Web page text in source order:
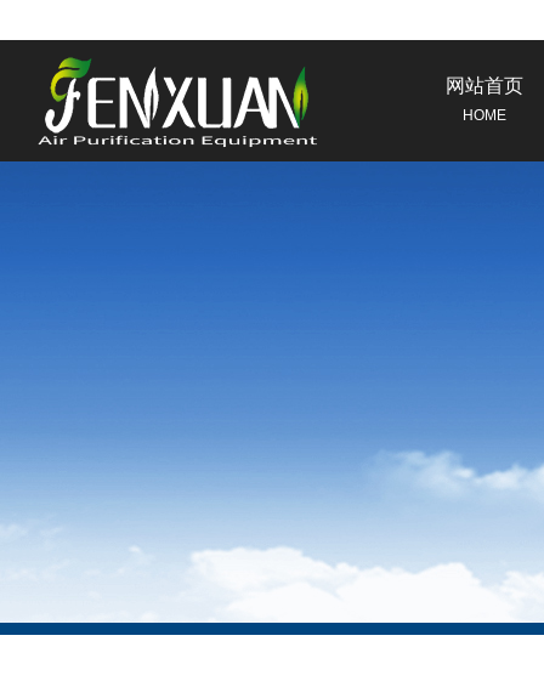
网站首页
HOME